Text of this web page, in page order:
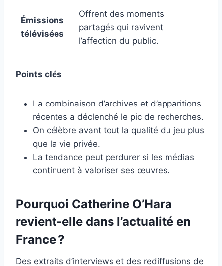
Émissions
télévisées
Offrent des moments
partagés qui ravivent
l’affection du public.
Points clés
La combinaison d’archives et d’apparitions
récentes a déclenché le pic de recherches.
On célèbre avant tout la qualité du jeu plus
que la vie privée.
La tendance peut perdurer si les médias
continuent à valoriser ses œuvres.
Pourquoi Catherine O’Hara
revient-elle dans l’actualité en
France ?
Des extraits d’interviews et des rediffusions de